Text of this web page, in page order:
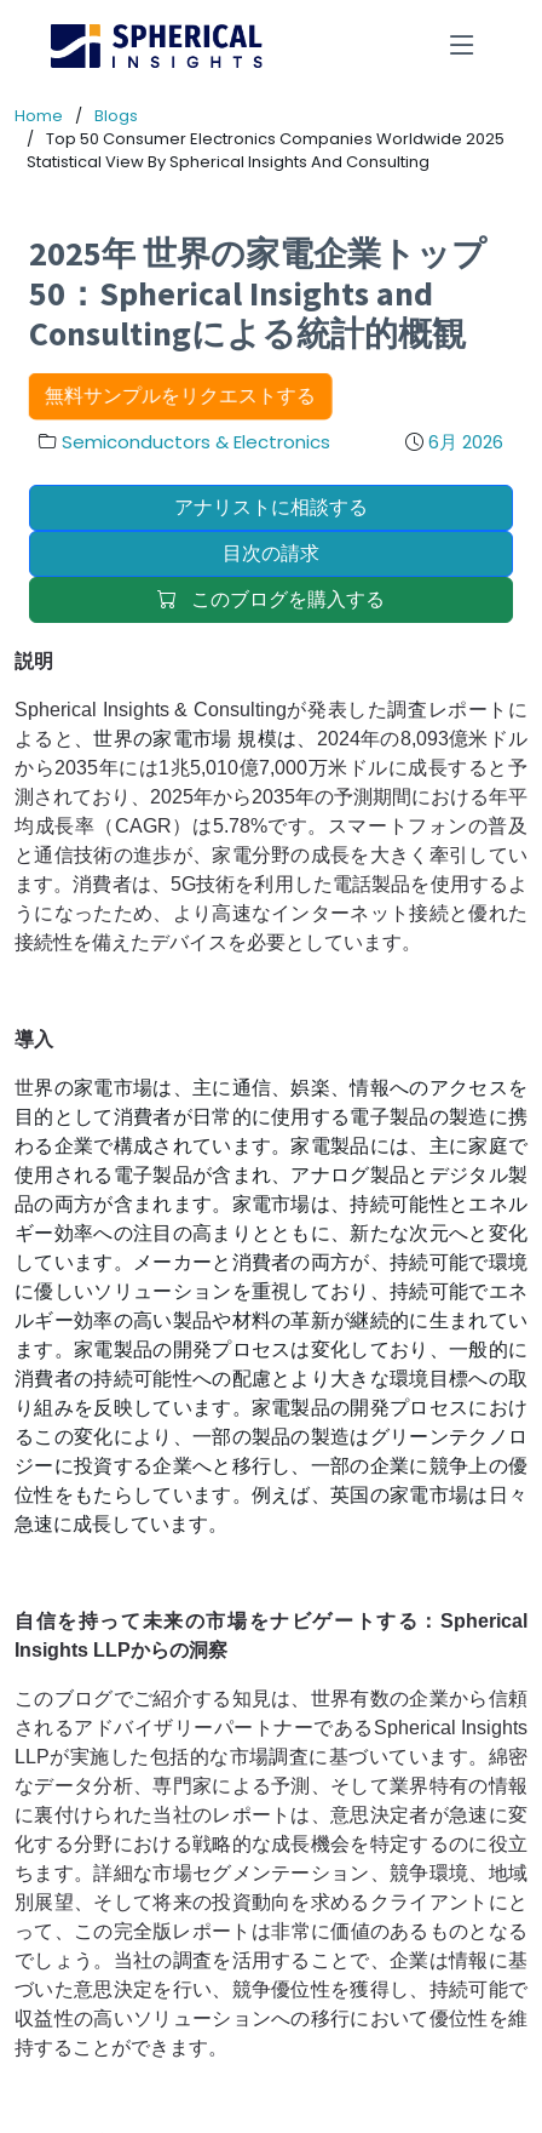
Home
Blogs
Top 50 Consumer Electronics Companies Worldwide 2025
Statistical View By Spherical Insights And Consulting
2025年 世界の家電企業トップ
50：Spherical Insights and
Consultingによる統計的概観
無料サンプルをリクエストする
Semiconductors & Electronics 6月 2026
アナリストに相談する
目次の請求
このブログを購入する
説明
Spherical Insights & Consultingが発表した調査レポートに
よると
、世界の家電市場 規模は、 2024年の8,093億米ドル
から2035年には1兆5,010億7,000万米ドルに成長すると予
測されており、2025年から2035年の予測期間における年平
均成長率（CAGR）は5.78%です。スマートフォンの普及
と通信技術の進歩が、家電分野の成長を大きく牽引してい
ます。消費者は、5G技術を利用した電話製品を使用するよ
うになったため、より高速なインターネット接続と優れた
接続性を備えたデバイスを必要としています。
導入
世界の家電市場は、主に通信、娯楽、情報へのアクセスを
目的として消費者が日常的に使用する電子製品の製造に携
わる企業で構成されています。家電製品には、主に家庭で
使用される電子製品が含まれ、アナログ製品とデジタル製
品の両方が含まれます。家電市場は、持続可能性とエネル
ギー効率への注目の高まりとともに、新たな次元へと変化
しています。メーカーと消費者の両方が、持続可能で環境
に優しいソリューションを重視しており、持続可能でエネ
ルギー効率の高い製品や材料の革新が継続的に生まれてい
ます。家電製品の開発プロセスは変化しており、一般的に
消費者の持続可能性への配慮とより大きな環境目標への取
り組みを反映しています。家電製品の開発プロセスにおけ
るこの変化により、一部の製品の製造はグリーンテクノロ
ジーに投資する企業へと移行し、一部の企業に競争上の優
位性をもたらしています。例えば、英国の家電市場は日々
急速に成長しています。
自信を持って未来の市場をナビゲートする：Spherical
Insights LLPからの洞察
このブログでご紹介する知見は、世界有数の企業から信頼
されるアドバイザリーパートナーであるSpherical Insights
LLPが実施した包括的な市場調査に基づいています。綿密
なデータ分析、専門家による予測、そして業界特有の情報
に裏付けられた当社のレポートは、意思決定者が急速に変
化する分野における戦略的な成長機会を特定するのに役立
ちます。詳細な市場セグメンテーション、競争環境、地域
別展望、そして将来の投資動向を求めるクライアントにと
って、この完全版レポートは非​​常に価値のあるものとなる
でしょう。当社の調査を活用することで、企業は情報に基
づいた意思決定を行い、競争優位性を獲得し、持続可能で
収益性の高いソリューションへの移行において優位性を維
持することができます。